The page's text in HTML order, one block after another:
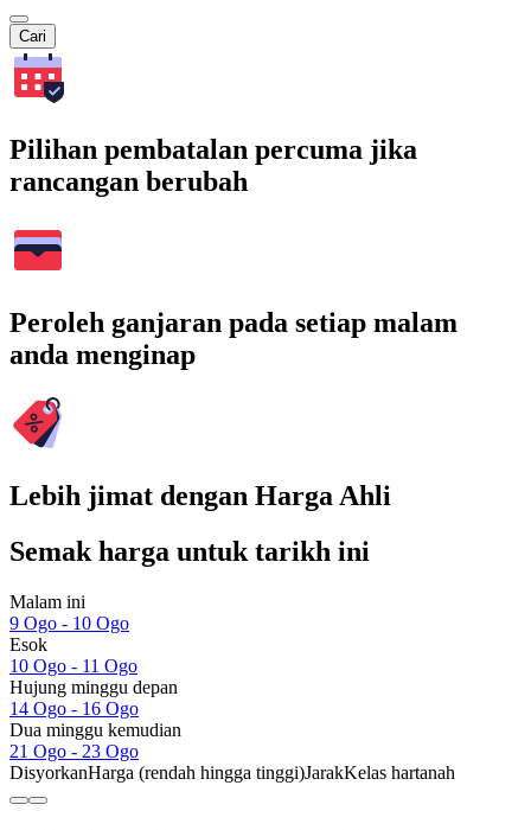
Cari
Pilihan pembatalan percuma jika
rancangan berubah
Peroleh ganjaran pada setiap malam
anda menginap
Lebih jimat dengan Harga Ahli
Semak harga untuk tarikh ini
Malam ini
9 Ogo - 10 Ogo
Esok
10 Ogo - 11 Ogo
Hujung minggu depan
14 Ogo - 16 Ogo
Dua minggu kemudian
21 Ogo - 23 Ogo
DisyorkanHarga (rendah hingga tinggi)JarakKelas hartanah